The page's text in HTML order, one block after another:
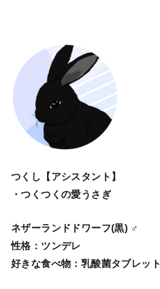
つくし【アシスタント】
・つくつくの愛うさぎ
ネザーランドドワーフ(黒) ♂
性格：ツンデレ
好きな食べ物：乳酸菌タブレット